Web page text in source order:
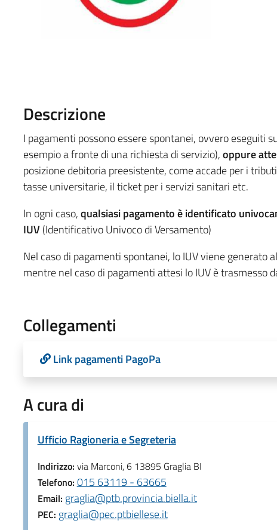
Descrizione
I pagamenti possono essere spontanei, ovvero eseguiti
esempio a fronte di una richiesta di servizio),oppure
posizione debitoria preesistente, come accade per i
tasse universitarie, il ticket per i servizi sanitari etc.
In ogni caso,qualsiasi pagamento è identificato
IUV(Identificativo Univoco di Versamento)
Nel caso di pagamenti spontanei, lo IUV viene generato
mentre nel caso di pagamenti attesi lo IUV è trasmesso
Collegamenti
Link pagamenti PagoPa
A cura di
Ufficio Ragioneria e Segreteria
Indirizzo: via Marconi, 6 13895 Graglia BI
Telefono: 015 63119 - 63665
Email: graglia@ptb.provincia.biella.it
PEC: graglia@pec.ptbiellese.it